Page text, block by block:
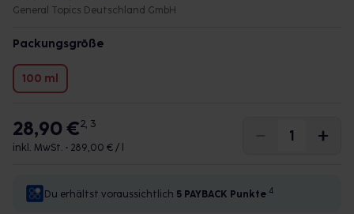
General Topics Deutschland GmbH
Packungsgröße
100 ml
28,90 €2, 3
inkl. MwSt. • 289,00 € / l
Du erhältst voraussichtlich 5 PAYBACK Punkte 4